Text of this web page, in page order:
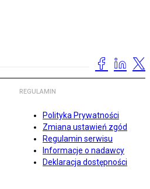
REGULAMIN
Polityka Prywatności
Zmiana ustawień zgód
Regulamin serwisu
Informacje o nadawcy
Deklaracja dostępności